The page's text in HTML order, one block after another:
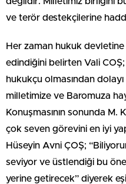
ve terör destekçilerine
Her zaman hukuk devletine
edindiğini belirten Vali
hukukçu olmasından
milletimize ve Baromuza
Konuşmasının sonunda M.
çok seven görevini en iyi
Hüseyin Avni ÇOŞ;
seviyor ve üstlendiği bu
yerine getirecek” diyerek